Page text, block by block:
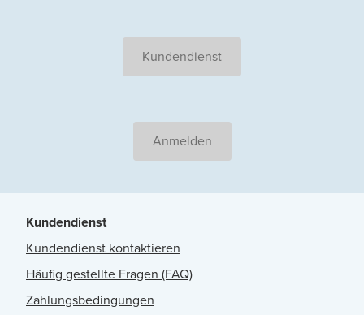
Kundendienst
Anmelden
Kundendienst
Kundendienst kontaktieren
Häufig gestellte Fragen (FAQ)
Zahlungsbedingungen